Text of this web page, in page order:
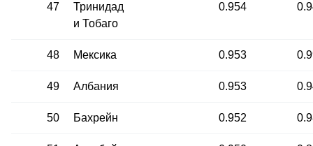
47
Тринидад
и Тобаго
0.954
48 Мексика 0.953
49 Албания 0.953
50 Бахрейн 0.952